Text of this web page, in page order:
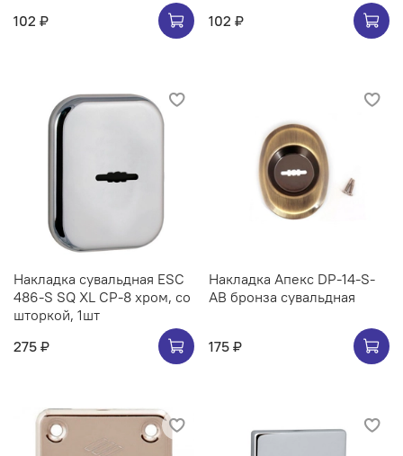
102 ₽
102 ₽
Накладка сувальдная ESC
486-S SQ XL CP-8 хром, со
шторкой, 1шт
275 ₽
Накладка Апекс DP-14-S-
AB бронза сувальдная
175 ₽